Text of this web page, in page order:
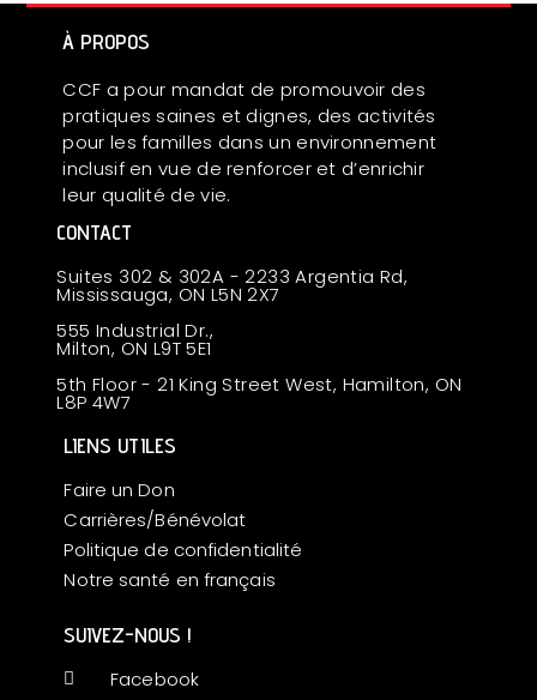
À PROPOS
CCF a pour mandat de promouvoir des
pratiques saines et dignes, des activités
pour les familles dans un environnement
inclusif en vue de renforcer et d’enrichir
leur qualité de vie.
CONTACT
Suites 302 & 302A - 2233 Argentia Rd,
Mississauga, ON L5N 2X7
555 Industrial Dr.,
Milton, ON L9T 5E1
5th Floor - 21 King Street West, Hamilton, ON
L8P 4W7
LIENS UTILES
Faire un Don
Carrières/Bénévolat
Politique de confidentialité
Notre santé en français
SUIVEZ-NOUS !
Facebook